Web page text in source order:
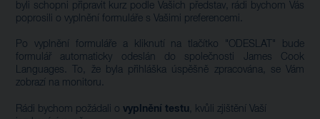
byli schopni připravit kurz podle Vašich představ, rádi bychom Vás
poprosili o vyplnění formuláře s Vašimi preferencemi.
Po vyplnění formuláře a kliknutí na tlačítko "ODESLAT" bude
formulář automaticky odeslán do společnosti James Cook
Languages. To, že byla přihláška úspěšně zpracována, se Vám
zobrazí na monitoru.
Rádi bychom požádali o vyplnění testu, kvůli zjištění Vaší